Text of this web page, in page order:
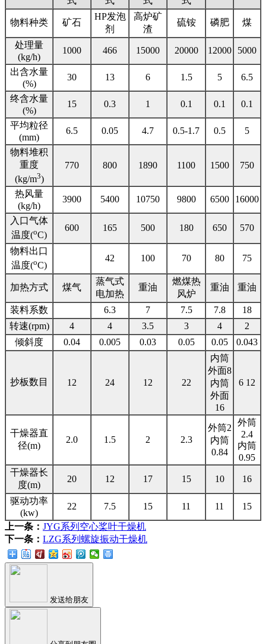
物料种类 矿石
HP发泡
剂
高炉矿
渣
硫铵 磷肥 煤
处理量
(kg/h)
1000 466 15000 20000 12000 5000
出含水量
(%)
30 13 6 1.5 5 6.5
终含水量
(%)
15 0.3 1 0.1 0.1 0.1
平均粒径
(mm)
6.5 0.05 4.7 0.5-1.7 0.5 5
物料堆积
重度
(kg/m3)
770 800 1890 1100 1500 750
热风量
(kg/h)
3900 5400 10750 9800 6500 16000
入口气体
温度(oC)
600 165 500 180 650 570
物料出口
温度(oC)
42 100 70 80 75
加热方式 煤气
蒸气式
电加热
重油
燃煤热
风炉
重油 重油
装料系数 6.3 7 7.5 7.8
18
转速(rpm)
4 4 3.5 3 4
2
倾斜度
0.04 0.005 0.03 0.05 0.05 0.043
抄板数目 12 24 12 22
内筒
外面8
内筒
外面
16
6 12
干燥器直
径(m)
2.0 1.5 2 2.3
外筒2
内筒
0.84
外筒
2.4
内筒
0.95
干燥器长
度(m)
20 12 17 15 10 16
驱动功率
(kw)
22 7.5 15 11 11
15
上一条： JYG系列空心桨叶干燥机
下一条： LZG系列螺旋振动干燥机
发送给朋友